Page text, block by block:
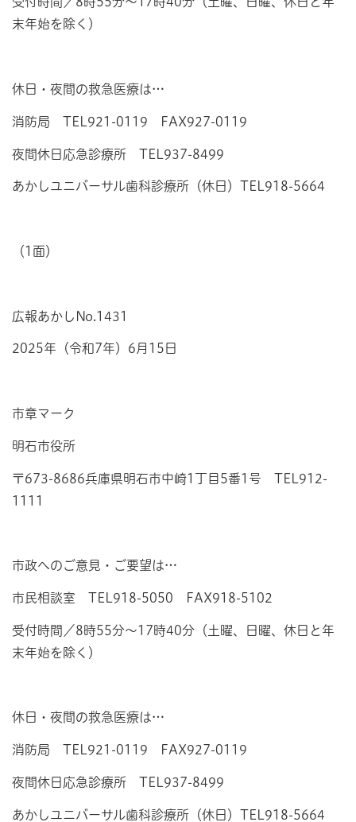
末年始を除く）
休日・夜間の救急医療は…
消防局 TEL921-0119 FAX927-0119
夜間休日応急診療所 TEL937-8499
あかしユニバーサル歯科診療所（休日）TEL918-5664
（1面）
広報あかしNo.1431
2025年（令和7年）6月15日
市章マーク
明石市役所
〒673-8686兵庫県明石市中崎1丁目5番1号 TEL912-
1111
市政へのご意見・ご要望は…
市民相談室 TEL918-5050 FAX918-5102
受付時間／8時55分～17時40分（土曜、日曜、休日と年
末年始を除く）
休日・夜間の救急医療は…
消防局 TEL921-0119 FAX927-0119
夜間休日応急診療所 TEL937-8499
あかしユニバーサル歯科診療所（休日）TEL918-5664